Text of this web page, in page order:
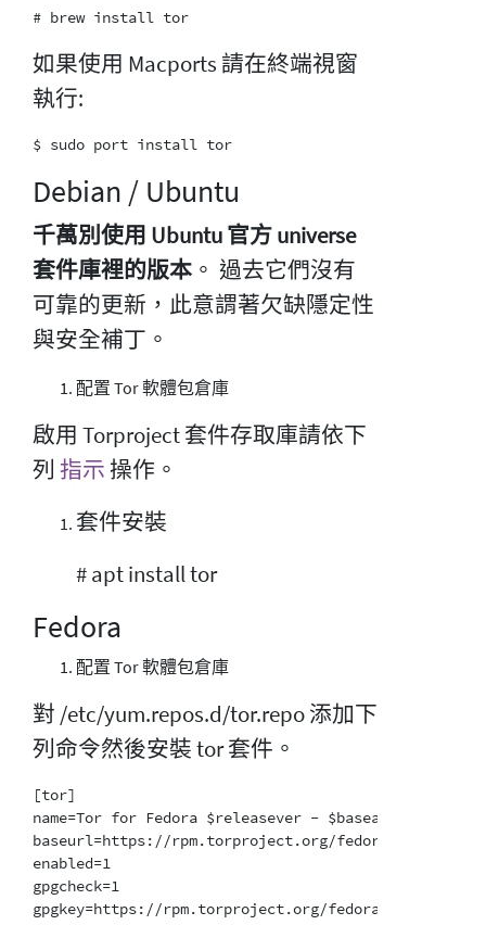
如果使用 Macports 請在終端視窗
執行:
Debian / Ubuntu
千萬別使用 Ubuntu 官方 universe
套件庫裡的版本 。 過去它們沒有
可靠的更新，此意謂著欠缺隱定性
與安全補丁。
配置 Tor 軟體包倉庫
啟用 Torproject 套件存取庫請依下
列 指示操作。
套件安裝
# apt install tor
Fedora
配置 Tor 軟體包倉庫
對 /etc/yum.repos.d/tor.repo 添加下
列命令然後安裝 tor 套件。
[tor]
name=Tor for Fedora $releasever - $basearch
baseurl=https://rpm.torproject.org/fedora/
enabled=1
gpgcheck=1
gpgkey=https://rpm.torproject.org/fedora/